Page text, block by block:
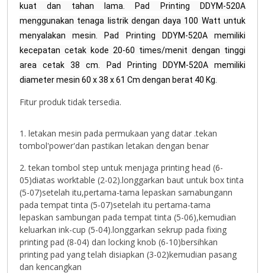
kuat dan tahan lama. Pad Printing DDYM-520A
menggunakan tenaga listrik dengan daya 100 Watt untuk
menyalakan mesin. Pad Printing DDYM-520A memiliki
kecepatan cetak kode 20-60 times/menit dengan tinggi
area cetak 38 cm. Pad Printing DDYM-520A memiliki
diameter mesin 60 x 38 x 61 Cm dengan berat 40 Kg.
Fitur produk tidak tersedia.
1. letakan mesin pada permukaan yang datar .tekan
tombol'power'dan pastikan letakan dengan benar
2. tekan tombol step untuk menjaga printing head (6-
05)diatas worktable (2-02).longgarkan baut untuk box tinta
(5-07)setelah itu,pertama-tama lepaskan samabungann
pada tempat tinta (5-07)setelah itu pertama-tama
lepaskan sambungan pada tempat tinta (5-06),kemudian
keluarkan ink-cup (5-04).longgarkan sekrup pada fixing
printing pad (8-04) dan locking knob (6-10)bersihkan
printing pad yang telah disiapkan (3-02)kemudian pasang
dan kencangkan